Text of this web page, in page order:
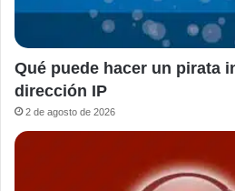
Qué puede hacer un pirata
dirección IP
2 de agosto de 2026